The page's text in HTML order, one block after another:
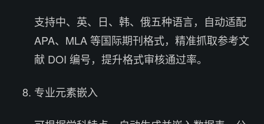
支持中、英、日、韩、俄五种语言，自动适配
APA、MLA 等国际期刊格式，精准抓取参考文
献 DOI 编号，提升格式审核通过率。
专业元素嵌入